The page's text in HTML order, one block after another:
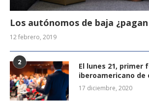
Los autónomos de baja
12 febrero, 2019
2
El lunes 21, primer
iberoamericano de
17 diciembre, 2020